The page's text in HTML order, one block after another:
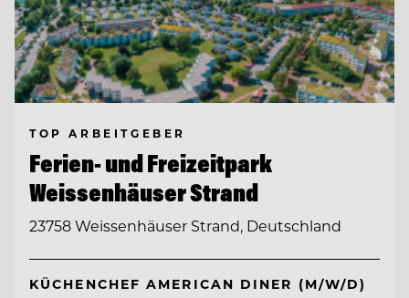
TOP ARBEITGEBER
Ferien- und Freizeitpark
Weissenhäuser Strand
23758 Weissenhäuser Strand, Deutschland
KÜCHENCHEF AMERICAN DINER (M/W/D)